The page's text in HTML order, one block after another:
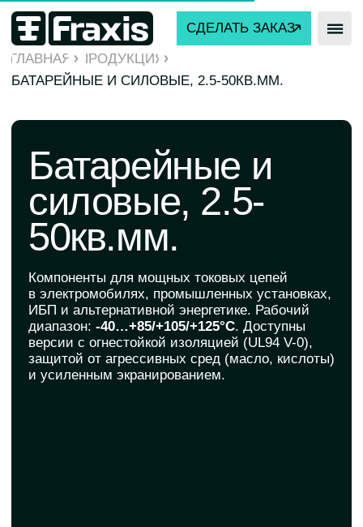
СДЕЛАТЬ ЗАКАЗ
ГЛАВНАЯ ПРОДУКЦИЯ
БАТАРЕЙНЫЕ И СИЛОВЫЕ, 2.5-50КВ.ММ.
Батарейные и
силовые, 2.5-
50кв.мм.
Компоненты для мощных токовых цепей
в электромобилях, промышленных установках,
ИБП и альтернативной энергетике. Рабочий
диапазон: -40…+85/+105/+125°C
версии с огнестойкой изоляцией (UL94 V-0),